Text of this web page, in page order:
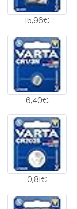
15,96€
6,40€
0,81€